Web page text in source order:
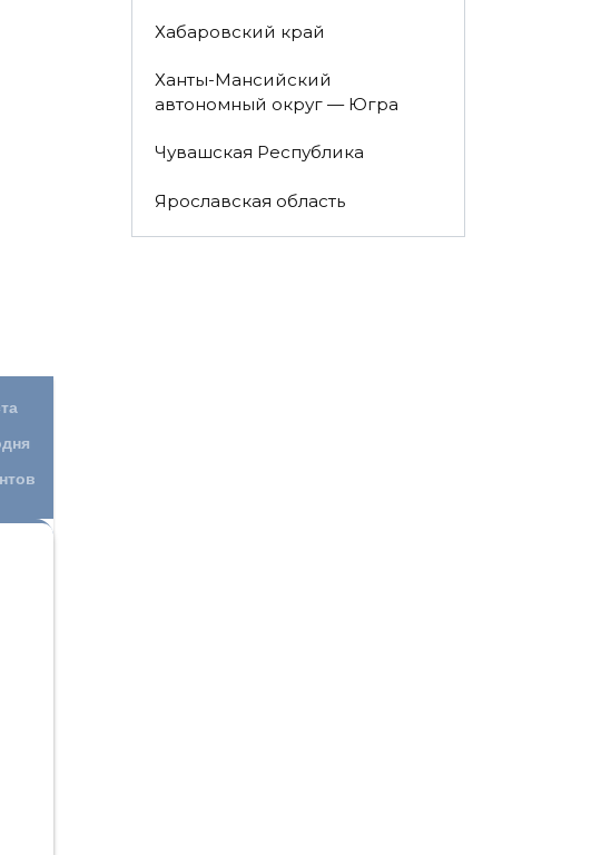
Хабаровский край
Ханты-Мансийский
автономный округ — Югра
Чувашская Республика
Ярославская область